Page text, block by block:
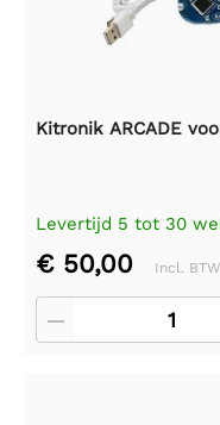
Kitronik ARCADE
Levertijd 5 tot 30
€ 50,00 Incl. BTW